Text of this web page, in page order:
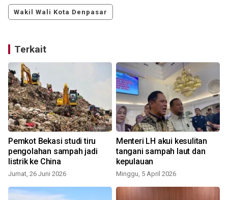
Wakil Wali Kota Denpasar
Terkait
Pemkot Bekasi studi tiru
pengolahan sampah jadi
listrik ke China
Jumat, 26 Juni 2026
Menteri LH akui kesulitan
tangani sampah laut dan
kepulauan
Minggu, 5 April 2026